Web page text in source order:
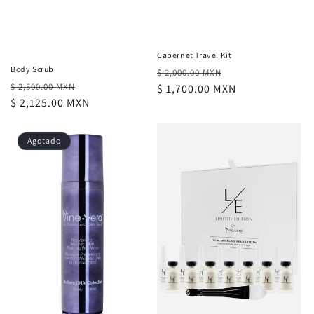
Body Scrub
Precio
habitual
$ 2,500.00 MXN
de
$ 2,125.00 MXN
Cabernet Travel Kit
Precio
habitual
$ 2,000.00 MXN
de
$ 1,700.00 MXN
Agotado